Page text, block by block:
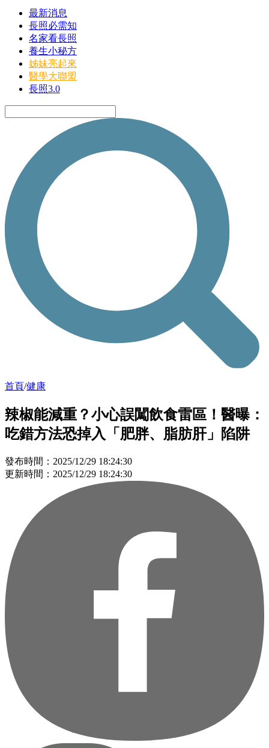
最新消息
長照必需知
名家看長照
養生小秘方
姊妹亮起來
醫學大聯盟
長照3.0
首頁/健康
辣椒能減重？小心誤闖飲食雷區！醫曝：
吃錯方法恐掉入「肥胖、脂肪肝」陷阱
發布時間：2025/12/29 18:24:30
更新時間：2025/12/29 18:24:30